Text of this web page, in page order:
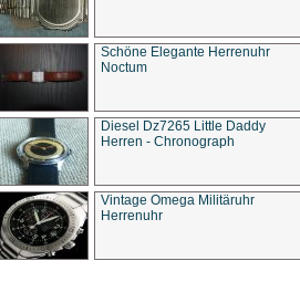
Schöne Elegante Herrenuhr
Noctum
Diesel Dz7265 Little Daddy
Herren - Chronograph
Vintage Omega Militäruhr
Herrenuhr